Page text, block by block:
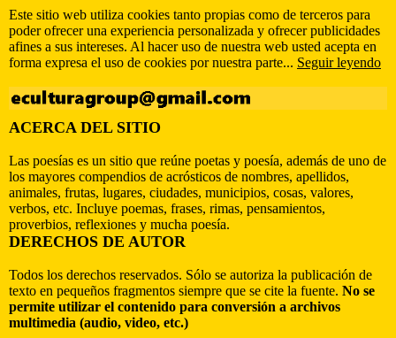
Este sitio web utiliza cookies tanto propias como de terceros para
poder ofrecer una experiencia personalizada y ofrecer publicidades
afines a sus intereses. Al hacer uso de nuestra web usted acepta en
forma expresa el uso de cookies por nuestra parte... Seguir leyendo
ACERCA DEL SITIO
Las poesías es un sitio que reúne poetas y poesía, además de uno de
los mayores compendios de acrósticos de nombres, apellidos,
animales, frutas, lugares, ciudades, municipios, cosas, valores,
verbos, etc. Incluye poemas, frases, rimas, pensamientos,
proverbios, reflexiones y mucha poesía.
DERECHOS DE AUTOR
Todos los derechos reservados. Sólo se autoriza la publicación de
texto en pequeños fragmentos siempre que se cite la fuente. No se
permite utilizar el contenido para conversión a archivos
multimedia (audio, video, etc.)